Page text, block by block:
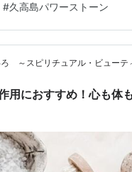
#久高島パワーストーン
～スピリチュアル・ビューテ
用におすすめ！心も体